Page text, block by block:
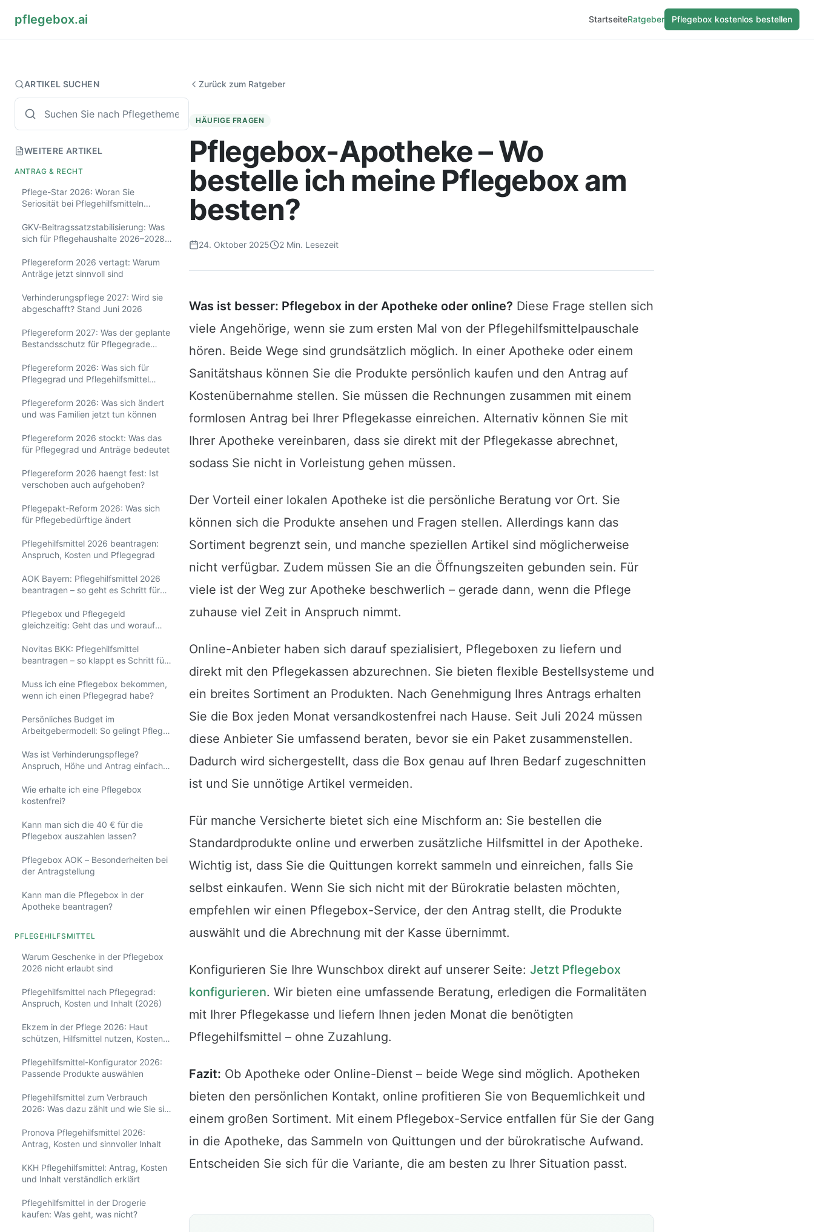
pflegebox.ai StartseiteRatgeber Pflegebox kostenlos bestellen
ARTIKEL SUCHEN
WEITERE ARTIKEL
ANTRAG & RECHT
Pflege-Star 2026: Woran Sie
Seriosität bei Pflegehilfsmitteln
GKV-Beitragssatzstabilisierung: Was
sich für Pflegehaushalte 2026–2028
Pflegereform 2026 vertagt: Warum
Anträge jetzt sinnvoll sind
Verhinderungspflege 2027: Wird sie
abgeschafft? Stand Juni 2026
Pflegereform 2027: Was der geplante
Bestandsschutz für Pflegegrade
Pflegereform 2026: Was sich für
Pflegegrad und Pflegehilfsmittel
Pflegereform 2026: Was sich ändert
und was Familien jetzt tun können
Pflegereform 2026 stockt: Was das
für Pflegegrad und Anträge bedeutet
Pflegereform 2026 haengt fest: Ist
verschoben auch aufgehoben?
Pflegepakt-Reform 2026: Was sich
für Pflegebedürftige ändert
Pflegehilfsmittel 2026 beantragen:
Anspruch, Kosten und Pflegegrad
AOK Bayern: Pflegehilfsmittel 2026
beantragen – so geht es Schritt für
Pflegebox und Pflegegeld
gleichzeitig: Geht das und worauf
Novitas BKK: Pflegehilfsmittel
beantragen – so klappt es Schritt für
Muss ich eine Pflegebox bekommen,
wenn ich einen Pflegegrad habe?
Persönliches Budget im
Arbeitgebermodell: So gelingt Pflege
Was ist Verhinderungspflege?
Anspruch, Höhe und Antrag einfach
Wie erhalte ich eine Pflegebox
kostenfrei?
Kann man sich die 40 € für die
Pflegebox auszahlen lassen?
Pflegebox AOK – Besonderheiten bei
der Antragstellung
Kann man die Pflegebox in der
Apotheke beantragen?
PFLEGEHILFSMITTEL
Warum Geschenke in der Pflegebox
2026 nicht erlaubt sind
Pflegehilfsmittel nach Pflegegrad:
Anspruch, Kosten und Inhalt (2026)
Ekzem in der Pflege 2026: Haut
schützen, Hilfsmittel nutzen, Kosten
Pflegehilfsmittel-Konfigurator 2026:
Passende Produkte auswählen
Pflegehilfsmittel zum Verbrauch
2026: Was dazu zählt und wie Sie sie
Pronova Pflegehilfsmittel 2026:
Antrag, Kosten und sinnvoller Inhalt
KKH Pflegehilfsmittel: Antrag, Kosten
und Inhalt verständlich erklärt
Pflegehilfsmittel in der Drogerie
kaufen: Was geht, was nicht?
Zurück zum Ratgeber
HÄUFIGE FRAGEN
Pflegebox-Apotheke – Wo
bestelle ich meine Pflegebox am
besten?
24. Oktober 2025 2 Min. Lesezeit
Was ist besser: Pflegebox in der Apotheke oder online? Diese Frage stellen sich
viele Angehörige, wenn sie zum ersten Mal von der Pflegehilfsmittelpauschale
hören. Beide Wege sind grundsätzlich möglich. In einer Apotheke oder einem
Sanitätshaus können Sie die Produkte persönlich kaufen und den Antrag auf
Kostenübernahme stellen. Sie müssen die Rechnungen zusammen mit einem
formlosen Antrag bei Ihrer Pflegekasse einreichen. Alternativ können Sie mit
Ihrer Apotheke vereinbaren, dass sie direkt mit der Pflegekasse abrechnet,
sodass Sie nicht in Vorleistung gehen müssen.
Der Vorteil einer lokalen Apotheke ist die persönliche Beratung vor Ort. Sie
können sich die Produkte ansehen und Fragen stellen. Allerdings kann das
Sortiment begrenzt sein, und manche speziellen Artikel sind möglicherweise
nicht verfügbar. Zudem müssen Sie an die Öffnungszeiten gebunden sein. Für
viele ist der Weg zur Apotheke beschwerlich – gerade dann, wenn die Pflege
zuhause viel Zeit in Anspruch nimmt.
Online-Anbieter haben sich darauf spezialisiert, Pflegeboxen zu liefern und
direkt mit den Pflegekassen abzurechnen. Sie bieten flexible Bestellsysteme und
ein breites Sortiment an Produkten. Nach Genehmigung Ihres Antrags erhalten
Sie die Box jeden Monat versandkostenfrei nach Hause. Seit Juli 2024 müssen
diese Anbieter Sie umfassend beraten, bevor sie ein Paket zusammenstellen.
Dadurch wird sichergestellt, dass die Box genau auf Ihren Bedarf zugeschnitten
ist und Sie unnötige Artikel vermeiden.
Für manche Versicherte bietet sich eine Mischform an: Sie bestellen die
Standardprodukte online und erwerben zusätzliche Hilfsmittel in der Apotheke.
Wichtig ist, dass Sie die Quittungen korrekt sammeln und einreichen, falls Sie
selbst einkaufen. Wenn Sie sich nicht mit der Bürokratie belasten möchten,
empfehlen wir einen Pflegebox-Service, der den Antrag stellt, die Produkte
auswählt und die Abrechnung mit der Kasse übernimmt.
Konfigurieren Sie Ihre Wunschbox direkt auf unserer Seite: Jetzt Pflegebox
konfigurieren. Wir bieten eine umfassende Beratung, erledigen die Formalitäten
mit Ihrer Pflegekasse und liefern Ihnen jeden Monat die benötigten
Pflegehilfsmittel – ohne Zuzahlung.
Fazit: Ob Apotheke oder Online-Dienst – beide Wege sind möglich. Apotheken
bieten den persönlichen Kontakt, online profitieren Sie von Bequemlichkeit und
einem großen Sortiment. Mit einem Pflegebox-Service entfallen für Sie der Gang
in die Apotheke, das Sammeln von Quittungen und der bürokratische Aufwand.
Entscheiden Sie sich für die Variante, die am besten zu Ihrer Situation passt.